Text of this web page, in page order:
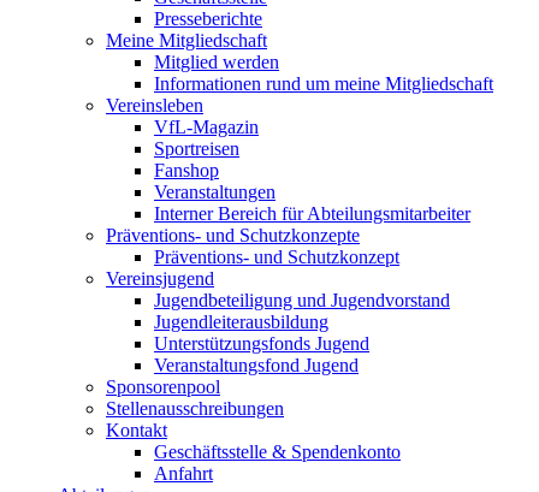
Presseberichte
Meine Mitgliedschaft
Mitglied werden
Informationen rund um meine Mitgliedschaft
Vereinsleben
VfL-Magazin
Sportreisen
Fanshop
Veranstaltungen
Interner Bereich für Abteilungsmitarbeiter
Präventions- und Schutzkonzepte
Präventions- und Schutzkonzept
Vereinsjugend
Jugendbeteiligung und Jugendvorstand
Jugendleiterausbildung
Unterstützungsfonds Jugend
Veranstaltungsfond Jugend
Sponsorenpool
Stellenausschreibungen
Kontakt
Geschäftsstelle & Spendenkonto
Anfahrt